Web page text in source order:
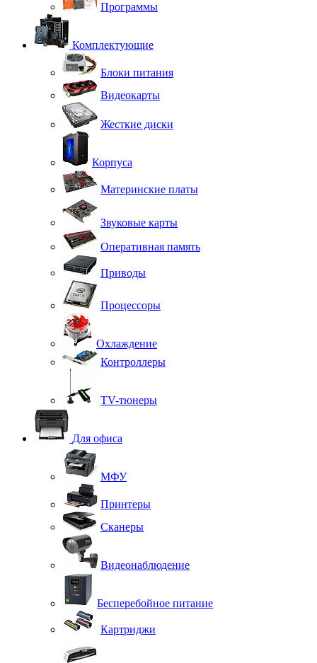
Программы
Комплектующие
Блоки питания
Видеокарты
Жесткие диски
Корпуса
Материнские платы
Звуковые карты
Оперативная память
Приводы
Процессоры
Охлаждение
Контроллеры
TV-тюнеры
Для офиса
МФУ
Принтеры
Сканеры
Видеонаблюдение
Бесперебойное питание
Картриджи